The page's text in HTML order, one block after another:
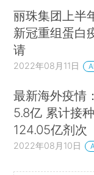
丽珠集团上半
新冠重组蛋白
请
2022年08月11日
最新海外疫情
5.8亿 累计接
124.05亿剂次
2022年08月10日